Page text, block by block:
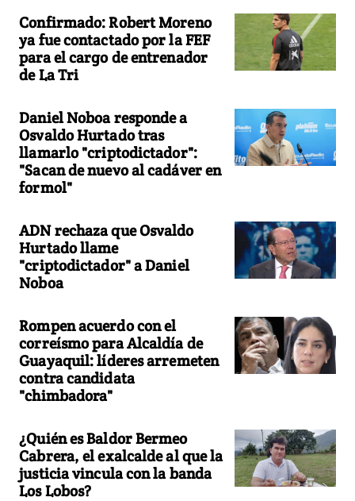
Confirmado: Robert Moreno
ya fue contactado por la FEF
para el cargo de entrenador
de La Tri
Daniel Noboa responde a
Osvaldo Hurtado tras
llamarlo "criptodictador":
"Sacan de nuevo al cadáver en
formol"
ADN rechaza que Osvaldo
Hurtado llame
"criptodictador" a Daniel
Noboa
Rompen acuerdo con el
correísmo para Alcaldía de
Guayaquil: líderes arremeten
contra candidata
"chimbadora"
¿Quién es Baldor Bermeo
Cabrera, el exalcalde al que la
justicia vincula con la banda
Los Lobos?